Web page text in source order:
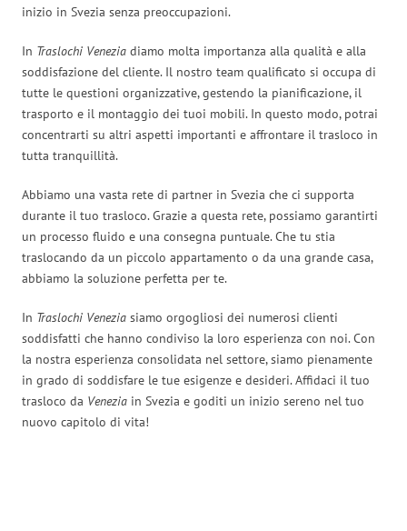
inizio in Svezia senza preoccupazioni.
In Traslochi Venezia diamo molta importanza alla qualità e alla
soddisfazione del cliente. Il nostro team qualificato si occupa di
tutte le questioni organizzative, gestendo la pianificazione, il
trasporto e il montaggio dei tuoi mobili. In questo modo, potrai
concentrarti su altri aspetti importanti e affrontare il trasloco in
tutta tranquillità.
Abbiamo una vasta rete di partner in Svezia che ci supporta
durante il tuo trasloco. Grazie a questa rete, possiamo garantirti
un processo fluido e una consegna puntuale. Che tu stia
traslocando da un piccolo appartamento o da una grande casa,
abbiamo la soluzione perfetta per te.
In Traslochi Venezia siamo orgogliosi dei numerosi clienti
soddisfatti che hanno condiviso la loro esperienza con noi. Con
la nostra esperienza consolidata nel settore, siamo pienamente
in grado di soddisfare le tue esigenze e desideri. Affidaci il tuo
trasloco da Venezia in Svezia e goditi un inizio sereno nel tuo
nuovo capitolo di vita!